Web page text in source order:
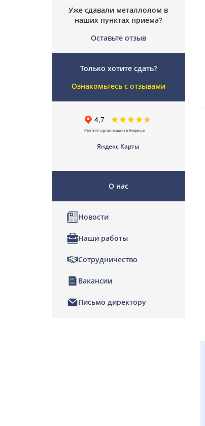
Уже сдавали металлолом в
наших пунктах приема?
Оставьте отзыв
Только хотите сдать?
Ознакомьтесь с отзывами
Яндекс Карты
О нас
Новости
Наши работы
Сотрудничество
Вакансии
Письмо директору